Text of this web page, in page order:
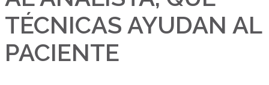
TÉCNICAS AYUDAN AL
PACIENTE